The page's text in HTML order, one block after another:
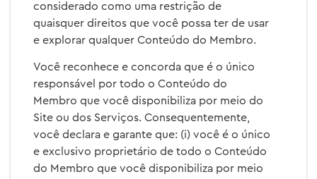
considerado como uma restrição de
quaisquer direitos que você possa ter de usar
e explorar qualquer Conteúdo do Membro.
Você reconhece e concorda que é o único
responsável por todo o Conteúdo do
Membro que você disponibiliza por meio do
Site ou dos Serviços. Consequentemente,
você declara e garante que: (i) você é o único
e exclusivo proprietário de todo o Conteúdo
do Membro que você disponibiliza por meio